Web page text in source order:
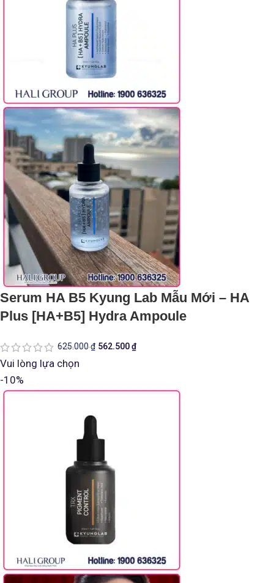
Serum HA B5 Kyung Lab Mẫu Mới – HA
Plus [HA+B5] Hydra Ampoule
625.000₫ 562.500₫
Vui lòng lựa chọn
-10%